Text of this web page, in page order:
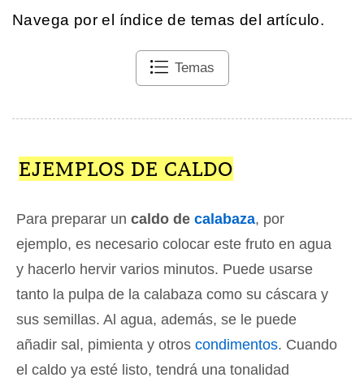
Navega por el índice de temas del artículo.
Temas
EJEMPLOS DE CALDO
Para preparar un caldo de calabaza, por
ejemplo, es necesario colocar este fruto en agua
y hacerlo hervir varios minutos. Puede usarse
tanto la pulpa de la calabaza como su cáscara y
sus semillas. Al agua, además, se le puede
añadir sal, pimienta y otros condimentos. Cuando
el caldo ya esté listo, tendrá una tonalidad